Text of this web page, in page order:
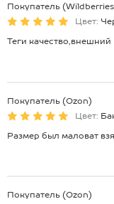
Покупатель
Цвет:
Теги
Покупатель (Ozon)
Цвет:
Размер был маловат
Покупатель (Ozon)